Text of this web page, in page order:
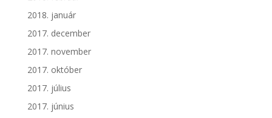
2018. január
2017. december
2017. november
2017. október
2017. július
2017. június